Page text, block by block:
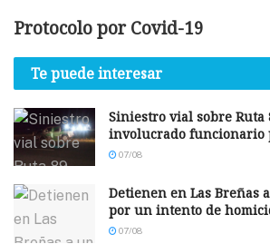
Protocolo por Covid-19
Te puede interesar
Siniestro vial sobre Ruta
involucrado funcionario
07/08
Detienen en Las Breñas
por un intento de
07/08